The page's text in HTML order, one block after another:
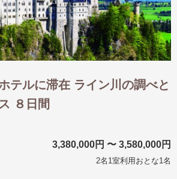
テルに滞在 ライン川の調べと
８日間
3,380,000円 〜 3,580,000円
2名1室利用おとな1名